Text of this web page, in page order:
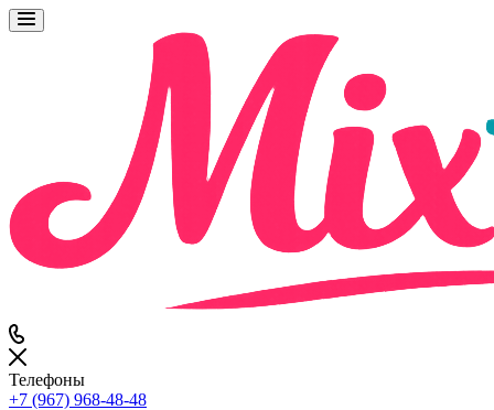
Телефоны
+7 (967) 968-48-48